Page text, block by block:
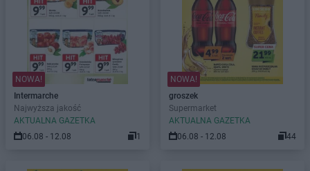
NOWA!
Intermarche
Najwyższa jakość
AKTUALNA GAZETKA
06.08 - 12.08
1
NOWA!
groszek
Supermarket
AKTUALNA GAZETKA
06.08 - 12.08
44